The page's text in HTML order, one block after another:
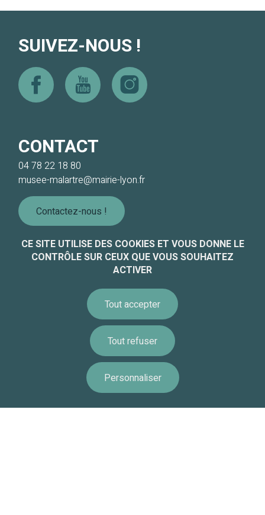
Information Calendrier
SUIVEZ-NOUS !
Facebook Youtube Instagram
CONTACT
04 78 22 18 80
musee-malartre@mairie-lyon.fr
Contactez-nous !
Équipe - Recrutement
Paramétrer les cookies
Politique de gestion des cookies
Accessibilité : non conforme
CE SITE UTILISE DES COOKIES ET VOUS DONNE LE
CONTRÔLE SUR CEUX QUE VOUS SOUHAITEZ
ACTIVER
Tout accepter
Tout refuser
Personnaliser